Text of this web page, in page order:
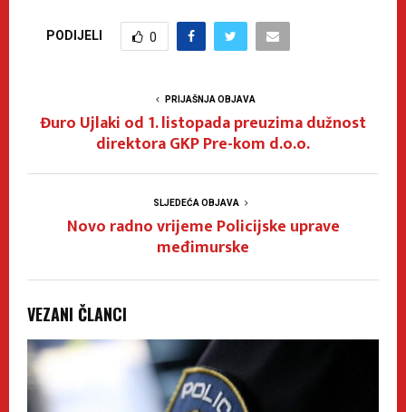
PODIJELI 0
PRIJAŠNJA OBJAVA
Đuro Ujlaki od 1. listopada preuzima dužnost
direktora GKP Pre-kom d.o.o.
SLJEDEĆA OBJAVA
Novo radno vrijeme Policijske uprave
međimurske
VEZANI ČLANCI